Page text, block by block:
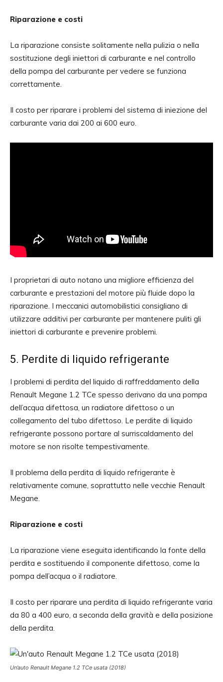
Riparazione e costi
La riparazione consiste solitamente nella pulizia o nella
sostituzione degli iniettori di carburante e nel controllo
della pompa del carburante per vedere se funziona
correttamente.
Il costo per riparare i problemi del sistema di iniezione del
carburante varia dai 200 ai 600 euro.
I proprietari di auto notano una migliore efficienza del
carburante e prestazioni del motore più fluide dopo la
riparazione. I meccanici automobilistici consigliano di
utilizzare additivi per carburante per mantenere puliti gli
iniettori di carburante e prevenire problemi.
5. Perdite di liquido refrigerante
I problemi di perdita del liquido di raffreddamento della
Renault Megane 1.2 TCe spesso derivano da una pompa
dell’acqua difettosa, un radiatore difettoso o un
collegamento del tubo difettoso. Le perdite di liquido
refrigerante possono portare al surriscaldamento del
motore se non risolte tempestivamente.
Il problema della perdita di liquido refrigerante è
relativamente comune, soprattutto nelle vecchie Renault
Megane.
Riparazione e costi
La riparazione viene eseguita identificando la fonte della
perdita e sostituendo il componente difettoso, come la
pompa dell’acqua o il radiatore.
Il costo per riparare una perdita di liquido refrigerante varia
da 80 a 400 euro, a seconda della gravità e della posizione
della perdita.
Un’auto Renault Megane 1.2 TCe usata (2018)